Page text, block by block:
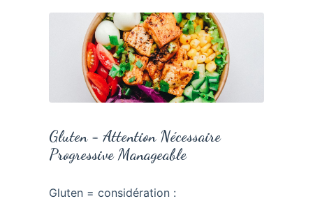
Gluten = Attention Nécessaire
Progressive Manageable
Gluten = considération :